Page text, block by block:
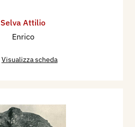
Selva Attilio
Enrico
Visualizza scheda